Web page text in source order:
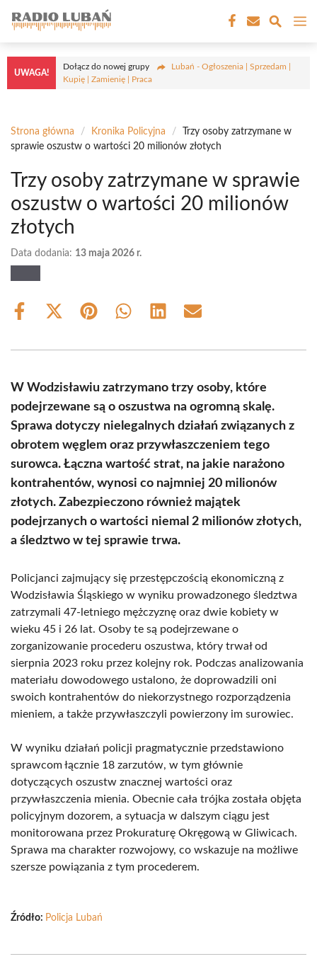
treści
UWAGA!
Dołącz do nowej grupy
Lubań - Ogłoszenia | Sprzedam |
Kupię | Zamienię | Praca
Strona główna / Kronika Policyjna /
Trzy osoby zatrzymane w
sprawie oszustw o wartości 20 milionów złotych
Trzy osoby zatrzymane w sprawie
oszustw o wartości 20 milionów
złotych
Data dodania: 13 maja 2026 r.
Share
Share
(Twitter)
Share Share Share Share
W Wodzisławiu zatrzymano trzy osoby, które
podejrzewane są o oszustwa na ogromną skalę.
Sprawa dotyczy nielegalnych działań związanych z
obrotem węglem oraz przywłaszczeniem tego
surowca. Łączna wartość strat, na jakie narażono
kontrahentów, wynosi co najmniej 20 milionów
złotych. Zabezpieczono również majątek
podejrzanych o wartości niemal 2 milionów złotych,
a śledztwo w tej sprawie trwa.
Policjanci zajmujący się przestępczością ekonomiczną z
Wodzisławia Śląskiego w wyniku prowadzonego śledztwa
zatrzymali 47-letniego mężczyznę oraz dwie kobiety w
wieku 45 i 26 lat. Osoby te są podejrzewane o
zorganizowanie procederu oszustwa, który trwał od
sierpnia 2023 roku przez kolejny rok. Podczas analizowania
materiału dowodowego ustalono, że doprowadzili oni
swoich kontrahentów do niekorzystnego rozporządzenia
mieniem, a także przywłaszczyli powierzony im surowiec.
W wyniku działań policji pragmatycznie przedstawiono
sprawcom łącznie 18 zarzutów, w tym głównie
dotyczących oszustw znacznej wartości oraz
przywłaszczenia mienia. Obecnie cała trójka została objęta
policyjnym dozorem, a sytuacja w dalszym ciągu jest
monitorowana przez Prokuraturę Okręgową w Gliwicach.
Sprawa ma charakter rozwojowy, co wskazuje na możliwe
szersze powiązania z tym procederem.
Źródło: Policja Lubań